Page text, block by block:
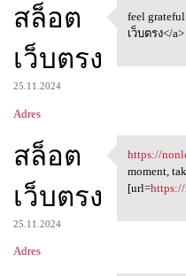
a
z
e
สล็อต
เว็บตรง
25.11.2024
Adres
feel
feel
เว็บตรง</a>
สล็อต
เว็บตรง
25.11.2024
Adres
https://
https://
moment,
[url=